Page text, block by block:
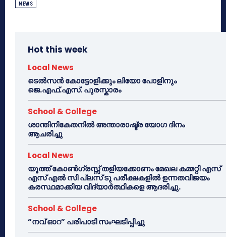
NEWS
Hot this week
Local News
ടെൽസൻ കോട്ടോളിക്കും ലിയോ പോളിനും
ജെ.എഫ്.എസ്. പുരസ്കാരം
School & College
ശാന്തിനികേതനിൽ അന്താരാഷ്ട്ര യോഗ ദിനം
ആചരിച്ചു
Local News
യൂത്ത് കോൺഗ്രസ്സ് തളിയക്കോണം മേഖല കമ്മറ്റി എസ്
എസ് എൽ സി പ്ലസ് ടു പരീക്ഷകളിൽ ഉന്നതവിജയം
കരസ്ഥമാക്കിയ വിദ്യാർത്ഥികളെ ആദരിച്ചു.
School & College
“നവ് ഓറ” പരിപാടി സംഘടിപ്പിച്ചു